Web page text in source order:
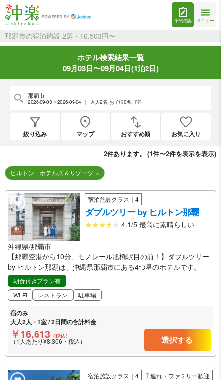
予約確認 メニュー
那覇市の宿泊施設 2選・16,503円〜
ホテル検索結果一覧
09月03日〜09月04日(1泊2日)
那覇市
2026-09-03 ~ 2026-09-04 ｜ 大人2名, お子様0名, 1室
絞り込み マップ おすすめ順 お気に入り
2件あります。 (1件〜2件を表示を表示)
ヒルトン・ホテルズ＆リゾーツ ×
宿泊施設クラス｜4
ダブルツリー by ヒルトン那覇
4.1/5 最高に素晴らしい
沖縄県/那覇市
【那覇空港から10分、モノレール旭橋駅目の前！】ダブルツリー
by ヒルトン那覇は、沖縄県那覇市にある4つ星のホテルです。
朝食付きプラン有
Wi-Fi
レストラン 駐車場
宿のみ
大人2人・1室 / 2日間の合計料金
￥16,613 （税込）
（1人あたり¥8,306・税込） 選択する
宿泊施設クラス｜4 子連れ・ファミリー歓迎